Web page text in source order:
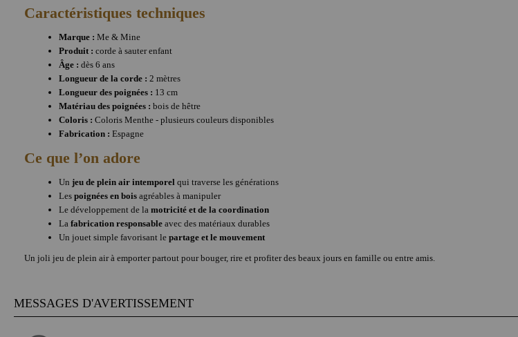
Caractéristiques techniques
Marque : Me & Mine
Produit : corde à sauter enfant
Âge : dès 6 ans
Longueur de la corde : 2 mètres
Longueur des poignées : 13 cm
Matériau des poignées : bois de hêtre
Coloris : Coloris Menthe - plusieurs couleurs disponibles
Fabrication : Espagne
Ce que l’on adore
Un jeu de plein air intemporel qui traverse les générations
Les poignées en bois agréables à manipuler
Le développement de la motricité et de la coordination
La fabrication responsable avec des matériaux durables
Un jouet simple favorisant le partage et le mouvement
Un joli jeu de plein air à emporter partout pour bouger, rire et profiter des beaux jours en famille ou entre amis.
MESSAGES D'AVERTISSEMENT